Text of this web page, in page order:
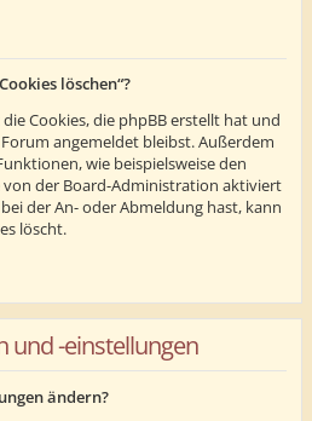
löschen“?
die Cookies, die phpBB erstellt hat und
angemeldet bleibst. Außerdem
wie beispielsweise den
von der Board-Administration aktiviert
der An- oder Abmeldung hast, kann
löscht.
und -einstellungen
ändern?